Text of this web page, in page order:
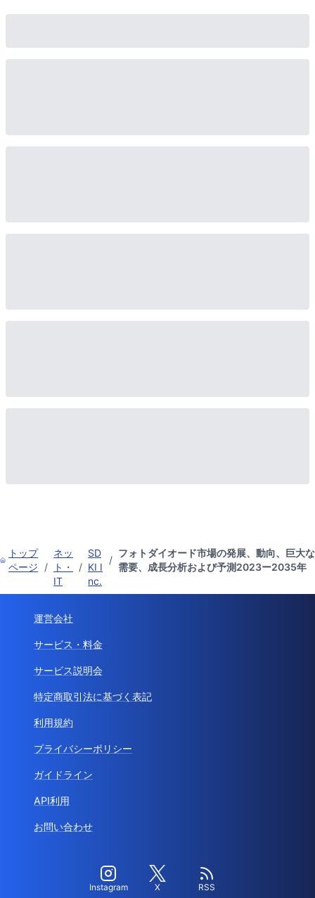
トップ
ページ
/
ネッ
ト・
IT
/
SD
KI I
nc.
/
フォトダイオード市場の発展、動向、巨大な
需要、成長分析および予測2023ー2035年
運営会社
サービス・料金
サービス説明会
特定商取引法に基づく表記
利用規約
プライバシーポリシー
ガイドライン
API利用
お問い合わせ
Instagram X RSS